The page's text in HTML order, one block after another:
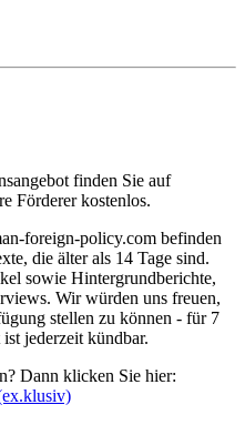
finden Sie auf
Förderer kostenlos.
foreign-policy.com befinden
die älter als 14 Tage sind.
sowie Hintergrundberichte,
Wir würden uns freuen,
stellen zu können - für 7
jederzeit kündbar.
Dann klicken Sie hier: